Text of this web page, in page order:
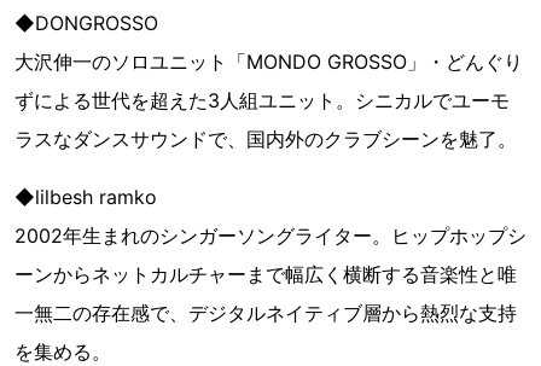
◆DONGROSSO
大沢伸一のソロユニット「MONDO GROSSO」・どんぐり
ずによる世代を超えた3人組ユニット。シニカルでユーモ
ラスなダンスサウンドで、国内外のクラブシーンを魅了。
◆lilbesh ramko
2002年生まれのシンガーソングライター。ヒップホップシ
ーンからネットカルチャーまで幅広く横断する音楽性と唯
一無二の存在感で、デジタルネイティブ層から熱烈な支持
を集める。